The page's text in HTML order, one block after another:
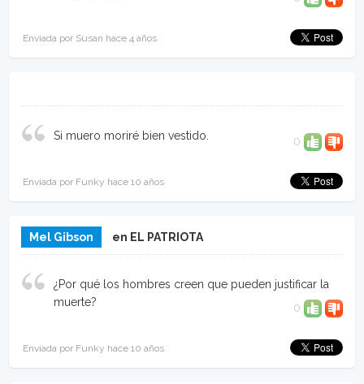
Enviada por Susan hace 4 años
Si muero moriré bien vestido. 0
Enviada por Funky hace 10 años
Mel Gibson en EL PATRIOTA
¿Por qué los hombres creen que pueden justificar la
muerte?
0
Enviada por Funky hace 10 años